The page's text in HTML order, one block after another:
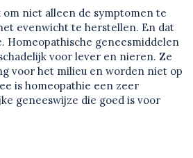
om niet alleen de symptomen te
evenwicht te herstellen. En dat
Homeopathische geneesmiddelen
voor lever en nieren. Ze
voor het milieu en worden niet op
is homeopathie een zeer
geneeswijze die goed is voor